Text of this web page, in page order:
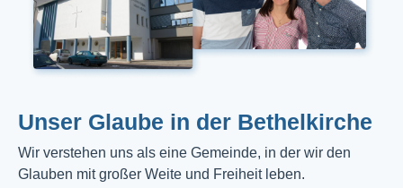
Unser Glaube in der Bethelkirche
Wir verstehen uns als eine Gemeinde, in der wir den
Glauben mit großer Weite und Freiheit leben.